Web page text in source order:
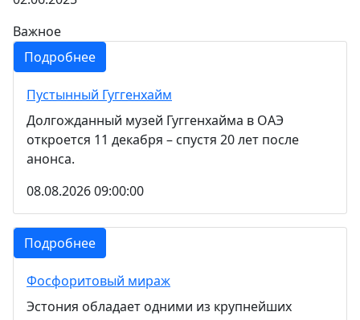
Важное
Подробнее
Пустынный Гуггенхайм
Долгожданный музей Гуггенхайма в ОАЭ
откроется 11 декабря – спустя 20 лет после
анонса.
08.08.2026 09:00:00
Подробнее
Фосфоритовый мираж
Эстония обладает одними из крупнейших